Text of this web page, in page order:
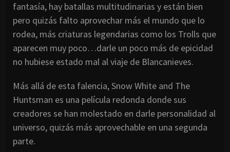
fantasía, hay batallas multitudinarias y están bien
pero quizás falto aprovechar más el mundo que lo
rodea, más criaturas legendarias como los Trolls que
aparecen muy poco…darle un poco más de epicidad
no hubiese estado mal al viaje de Blancanieves.
Más allá de esta falencia, Snow White and The
Huntsman es una película redonda donde sus
creadores se han molestado en darle personalidad al
universo, quizás más aprovechable en una segunda
parte.